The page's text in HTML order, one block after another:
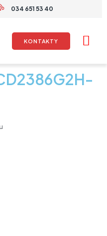
034 651 53 40
KONTAKTY